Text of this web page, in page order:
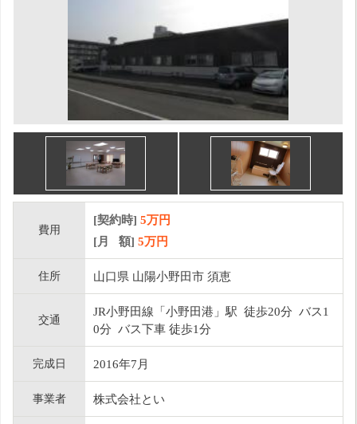
費用
[契約時] 5万円
[月 額] 5万円
住所 山口県 山陽小野田市 須恵
交通
JR小野田線「小野田港」駅 徒歩20分 バス1
0分 バス下車 徒歩1分
完成日 2016年7月
事業者 株式会社とい